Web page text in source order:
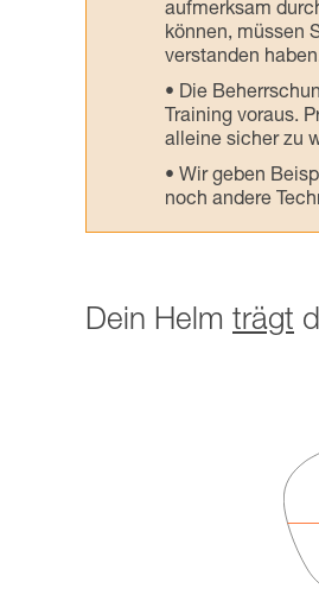
aufmerksam
können, müssen
verstanden
Die
Training voraus.
alleine sicher zu
Wir geben
noch andere
Dein Helm trägt